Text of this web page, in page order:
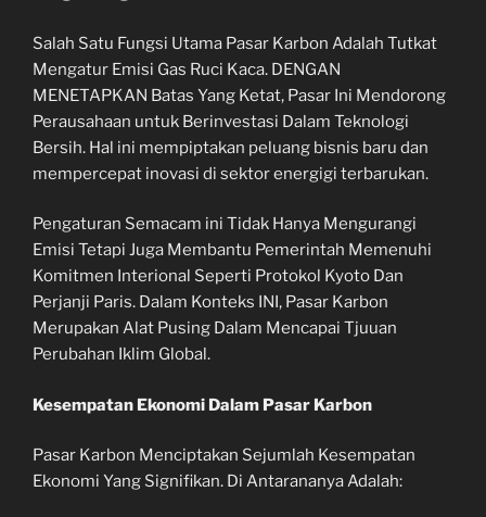
Salah Satu Fungsi Utama Pasar Karbon Adalah Tutkat
Mengatur Emisi Gas Ruci Kaca. DENGAN
MENETAPKAN Batas Yang Ketat, Pasar Ini Mendorong
Perausahaan untuk Berinvestasi Dalam Teknologi
Bersih. Hal ini mempiptakan peluang bisnis baru dan
mempercepat inovasi di sektor energigi terbarukan.
Pengaturan Semacam ini Tidak Hanya Mengurangi
Emisi Tetapi Juga Membantu Pemerintah Memenuhi
Komitmen Interional Seperti Protokol Kyoto Dan
Perjanji Paris. Dalam Konteks INI, Pasar Karbon
Merupakan Alat Pusing Dalam Mencapai Tjuuan
Perubahan Iklim Global.
Kesempatan Ekonomi Dalam Pasar Karbon
Pasar Karbon Menciptakan Sejumlah Kesempatan
Ekonomi Yang Signifikan. Di Antarananya Adalah: